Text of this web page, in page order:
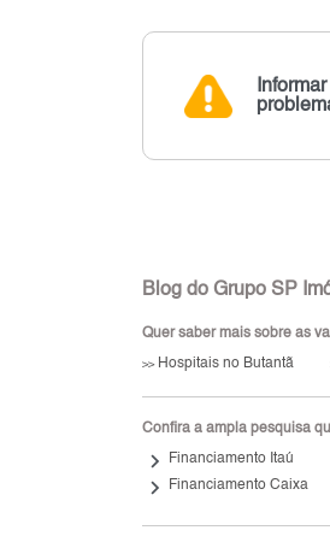
Blog do Grupo SP
Quer saber mais sobre as
>>Hospitais no Butantã
Confira a ampla pesquisa
keyboard_arrow_right Financiamento Itaú
keyboard_arrow_right Financiamento Caixa